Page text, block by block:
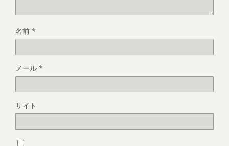
名前 *
メール *
サイト